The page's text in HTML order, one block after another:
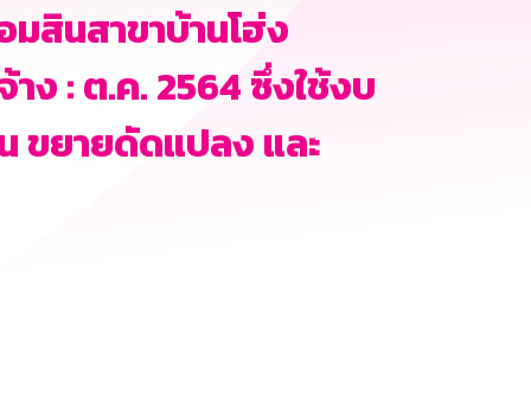
มสินสาขาบ้านโฮ่ง
าง : ต.ค. 2564 ซึ่งใช้งบ
ขยายดัดแปลง และ